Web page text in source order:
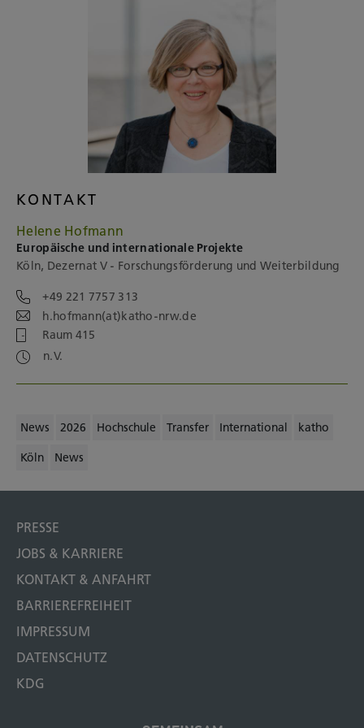
KONTAKT
Helene Hofmann
Europäische und internationale Projekte
Köln, Dezernat V - Forschungsförderung und Weiterbildung
+49 221 7757 313
h.hofmann(at)katho-nrw.de
Raum 415
n.V.
News 2026 Hochschule Transfer International katho
Köln News
PRESSE
JOBS & KARRIERE
KONTAKT & ANFAHRT
BARRIEREFREIHEIT
IMPRESSUM
DATENSCHUTZ
KDG